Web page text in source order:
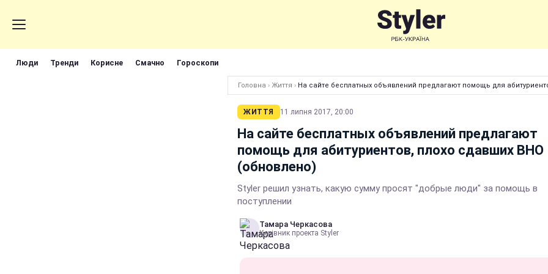
Люди Тренди Корисне Смачно Гороскопи
Головна › Життя › На сайте бесплатных объявлений предлагают помощь для
ЖИТТЯ 11 липня 2017, 20:00
На сайте бесплатных объявлений предлагают
помощь для абитуриентов, плохо сдавших ВНО
(обновлено)
Styler решил узнать, какую сумму просят "добрые люди" за помощь в
поступлении
Тамара Черкасова
Керівник проекта Styler